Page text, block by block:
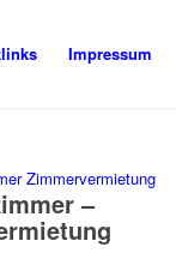
Impressum
–